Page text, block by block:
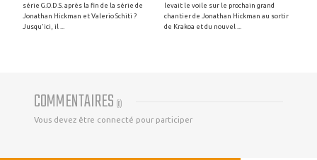
série G.O.D.S. après la fin de la série de
Jonathan Hickman et Valerio Schiti ?
Jusqu'ici, il ...
levait le voile sur le prochain grand
chantier de Jonathan Hickman au sortir
de Krakoa et du nouvel ...
COMMENTAIRES (0)
Vous devez être connecté pour participer